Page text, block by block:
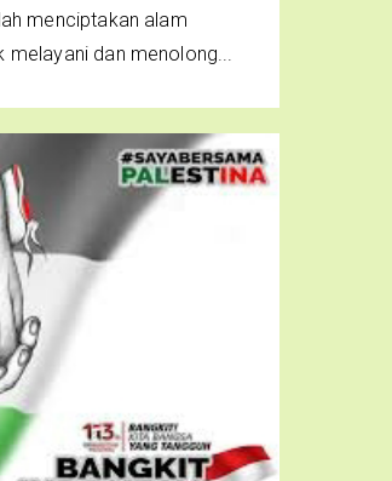
menciptakan alam
melayani dan menolong...